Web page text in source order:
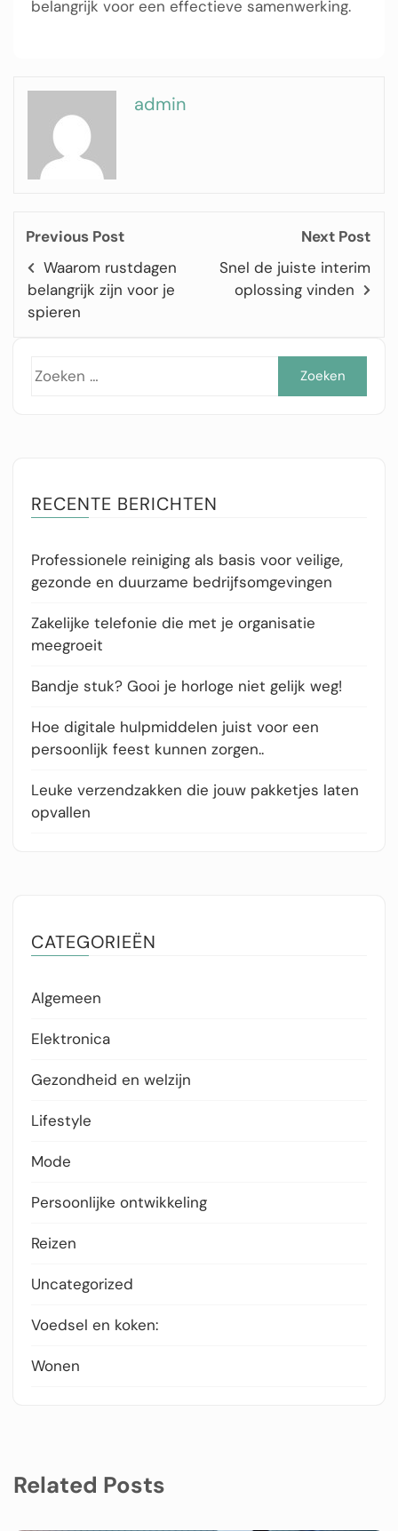
belangrijk voor een effectieve samenwerking.
admin
Previous Post
Waarom rustdagen
belangrijk zijn voor je
spieren
Next Post
Snel de juiste interim
oplossing vinden
RECENTE BERICHTEN
Professionele reiniging als basis voor veilige,
gezonde en duurzame bedrijfsomgevingen
Zakelijke telefonie die met je organisatie
meegroeit
Bandje stuk? Gooi je horloge niet gelijk weg!
Hoe digitale hulpmiddelen juist voor een
persoonlijk feest kunnen zorgen..
Leuke verzendzakken die jouw pakketjes laten
opvallen
CATEGORIEËN
Algemeen
Elektronica
Gezondheid en welzijn
Lifestyle
Mode
Persoonlijke ontwikkeling
Reizen
Uncategorized
Voedsel en koken:
Wonen
Related Posts